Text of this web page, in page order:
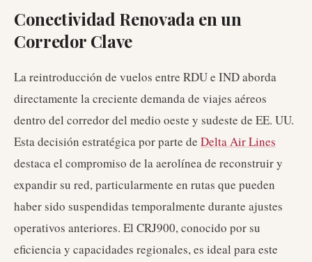
Conectividad Renovada en un
Corredor Clave
La reintroducción de vuelos entre RDU e IND aborda
directamente la creciente demanda de viajes aéreos
dentro del corredor del medio oeste y sudeste de EE. UU.
Esta decisión estratégica por parte de Delta Air Lines
destaca el compromiso de la aerolínea de reconstruir y
expandir su red, particularmente en rutas que pueden
haber sido suspendidas temporalmente durante ajustes
operativos anteriores. El CRJ900, conocido por su
eficiencia y capacidades regionales, es ideal para este